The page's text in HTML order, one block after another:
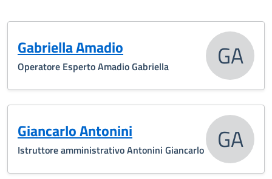
Gabriella Amadio
Operatore Esperto Amadio Gabriella GA
Giancarlo Antonini
Istruttore amministrativo Antonini Giancarlo GA